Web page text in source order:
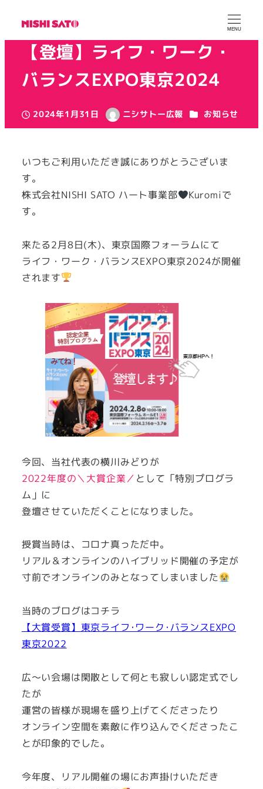
MENU
【登壇】ライフ・ワーク・
バランスEXPO東京2024
投稿日
2024年1月31日
著
ニシサトー広報 カテゴリー
お知らせ
いつもご利用いただき誠にありがとうございま
す。
株式会社NISHI SATO ハート事業部
Kuromiで
す。
来たる2月8日(木)、東京国際フォーラムにて
ライフ・ワーク・バランスEXPO東京2024が開催
されます
今回、当社代表の横川みどりが
2022年度の＼大賞企業／ として「特別プログラ
ム」に
登壇させていただくことになりました。
授賞当時は、コロナ真っただ中。
リアル＆オンラインのハイブリッド開催の予定が
寸前でオンラインのみとなってしまいました
当時のブログはコチラ
【大賞受賞】東京ライフ･ワーク･バランスEXPO
東京2022
広～い会場は閑散として何とも寂しい認定式でし
たが
運営の皆様が現場を盛り上げてくださったり
オンライン空間を素敵に作り込んでくださったこ
とが印象的でした。
今年度、リアル開催の場にお声掛けいただき